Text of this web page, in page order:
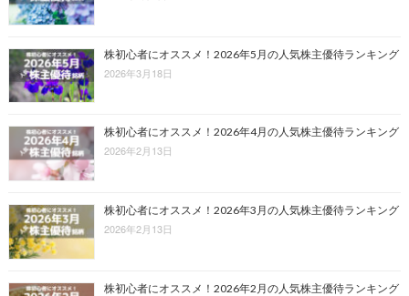
株初心者にオススメ！2026年5月の人気株主優待ランキング
2026年3月18日
株初心者にオススメ！2026年4月の人気株主優待ランキング
2026年2月13日
株初心者にオススメ！2026年3月の人気株主優待ランキング
2026年2月13日
株初心者にオススメ！2026年2月の人気株主優待ランキング